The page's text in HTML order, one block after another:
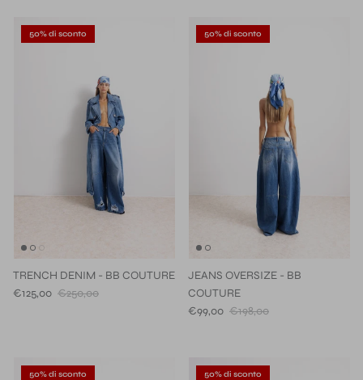
50% di sconto
TRENCH DENIM - BB COUTURE
€125,00 €250,00
50% di sconto
JEANS OVERSIZE - BB
COUTURE
€99,00 €198,00
50% di sconto 50% di sconto